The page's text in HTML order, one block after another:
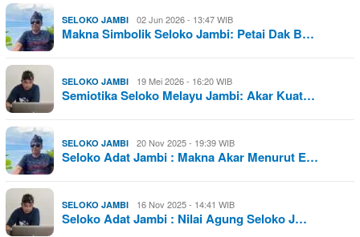
SELOKO JAMBI 02 Jun 2026 - 13:47 WIB
Makna Simbolik Seloko Jambi: Petai Dak B…
SELOKO JAMBI 19 Mei 2026 - 16:20 WIB
Semiotika Seloko Melayu Jambi: Akar Kuat…
SELOKO JAMBI 20 Nov 2025 - 19:39 WIB
Seloko Adat Jambi : Makna Akar Menurut E…
SELOKO JAMBI 16 Nov 2025 - 14:41 WIB
Seloko Adat Jambi : Nilai Agung Seloko J…